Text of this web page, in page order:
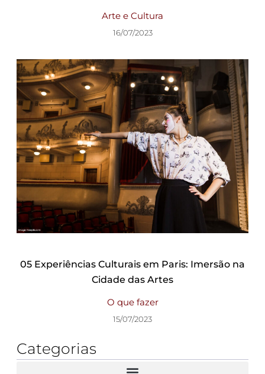
Arte e Cultura
16/07/2023
05 Experiências Culturais em Paris: Imersão na
Cidade das Artes
O que fazer
15/07/2023
Categorias